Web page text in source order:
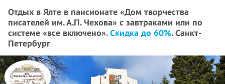
Отдых в Ялте в пансионате «Дом творчества
писателей им. А.П. Чехова» с завтраками или по
системе «все включено».Скидка до 60%. Санкт-
Петербург